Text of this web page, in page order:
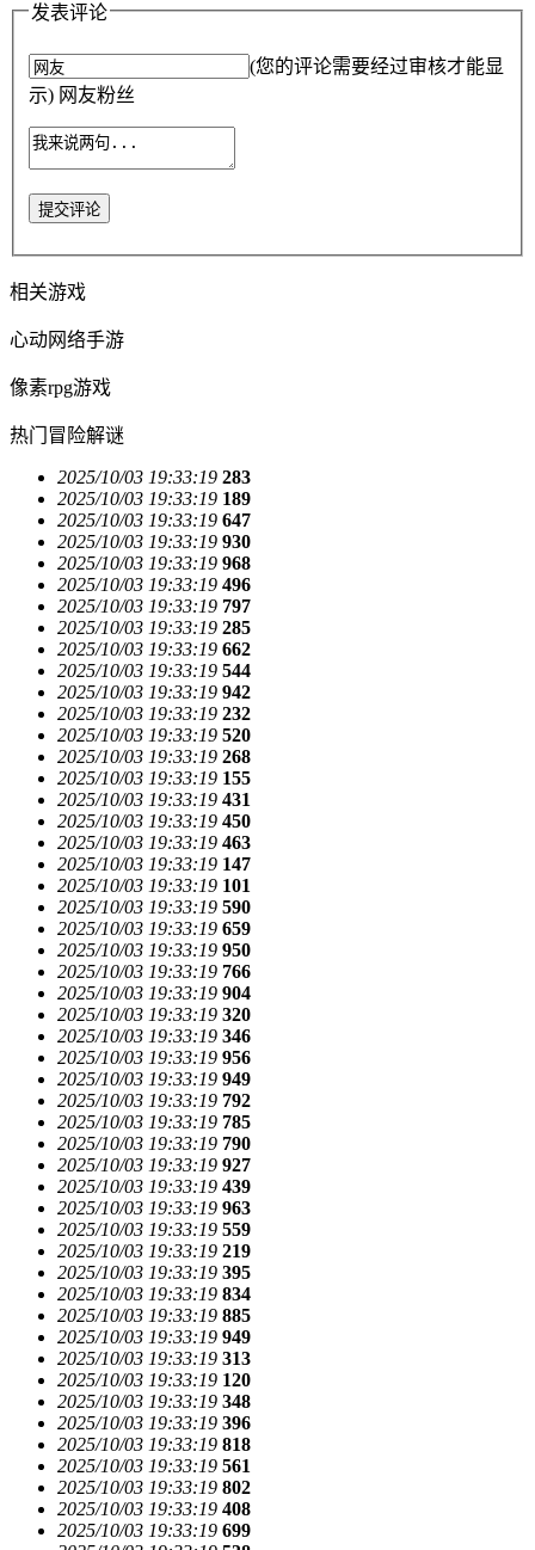
发表评论
(您的评论需要经过审核才能显
示) 网友粉丝
提交评论
相关游戏
心动网络手游
像素rpg游戏
热门冒险解谜
2025/10/03 19:33:19 283
2025/10/03 19:33:19 189
2025/10/03 19:33:19 647
2025/10/03 19:33:19 930
2025/10/03 19:33:19 968
2025/10/03 19:33:19 496
2025/10/03 19:33:19 797
2025/10/03 19:33:19 285
2025/10/03 19:33:19 662
2025/10/03 19:33:19 544
2025/10/03 19:33:19 942
2025/10/03 19:33:19 232
2025/10/03 19:33:19 520
2025/10/03 19:33:19 268
2025/10/03 19:33:19 155
2025/10/03 19:33:19 431
2025/10/03 19:33:19 450
2025/10/03 19:33:19 463
2025/10/03 19:33:19 147
2025/10/03 19:33:19 101
2025/10/03 19:33:19 590
2025/10/03 19:33:19 659
2025/10/03 19:33:19 950
2025/10/03 19:33:19 766
2025/10/03 19:33:19 904
2025/10/03 19:33:19 320
2025/10/03 19:33:19 346
2025/10/03 19:33:19 956
2025/10/03 19:33:19 949
2025/10/03 19:33:19 792
2025/10/03 19:33:19 785
2025/10/03 19:33:19 790
2025/10/03 19:33:19 927
2025/10/03 19:33:19 439
2025/10/03 19:33:19 963
2025/10/03 19:33:19 559
2025/10/03 19:33:19 219
2025/10/03 19:33:19 395
2025/10/03 19:33:19 834
2025/10/03 19:33:19 885
2025/10/03 19:33:19 949
2025/10/03 19:33:19 313
2025/10/03 19:33:19 120
2025/10/03 19:33:19 348
2025/10/03 19:33:19 396
2025/10/03 19:33:19 818
2025/10/03 19:33:19 561
2025/10/03 19:33:19 802
2025/10/03 19:33:19 408
2025/10/03 19:33:19 699